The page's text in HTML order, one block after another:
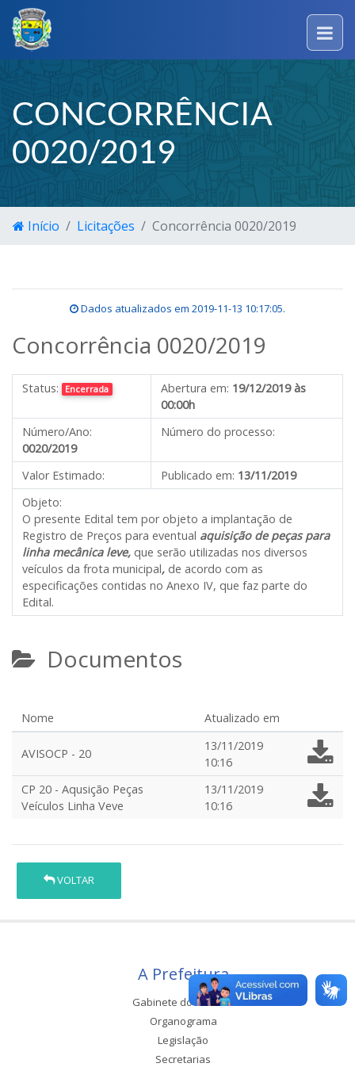
CONCORRÊNCIA
0020/2019
Início Licitações Concorrência 0020/2019
Dados atualizados em 2019-11-13 10:17:05.
Concorrência 0020/2019
Status: Encerrada Abertura em: 19/12/2019 às
00:00h
Número/Ano:
0020/2019
Número do processo:
Valor Estimado: Publicado em: 13/11/2019
Objeto:
O presente Edital tem por objeto a implantação de
Registro de Preços para eventual aquisição de peças para
linha mecânica leve, que serão utilizadas nos diversos
veículos da frota municipal, de acordo com as
especificações contidas no Anexo IV, que faz parte do
Edital.
Documentos
Nome Atualizado em
AVISOCP - 20
13/11/2019
10:16
CP 20 - Aqusição Peças
Veículos Linha Veve
13/11/2019
10:16
VOLTAR
A Prefeitura
Gabinete do Prefeito
Organograma
Legislação
Secretarias